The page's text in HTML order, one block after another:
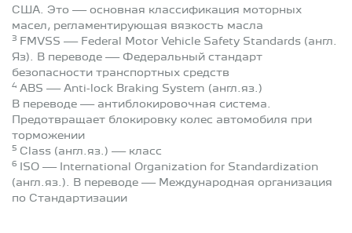
США. Это — основная классификация моторных
масел, регламентирующая вязкость масла
3
FMVSS — Federal Motor Vehicle Safety Standards (англ.
Яз). В переводе — Федеральный стандарт
безопасности транспортных средств
4 ABS — Anti-lock Braking System (англ.яз.)
В переводе — антиблокировочная система.
Предотвращает блокировку колес автомобиля при
торможении
5 Class (англ.яз.) — класс
6
ISO — International Organization for Standardization
(англ.яз.). В переводе — Международная организация
по Стандартизации